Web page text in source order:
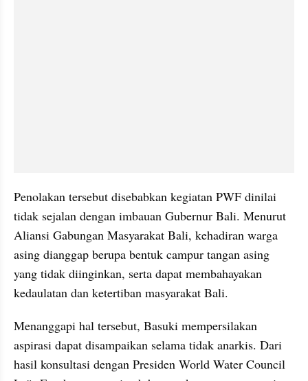
Penolakan tersebut disebabkan kegiatan PWF dinilai
tidak sejalan dengan imbauan Gubernur Bali. Menurut
Aliansi Gabungan Masyarakat Bali, kehadiran warga
asing dianggap berupa bentuk campur tangan asing
yang tidak diinginkan, serta dapat membahayakan
kedaulatan dan ketertiban masyarakat Bali.
Menanggapi hal tersebut, Basuki mempersilakan
aspirasi dapat disampaikan selama tidak anarkis. Dari
hasil konsultasi dengan Presiden World Water Council